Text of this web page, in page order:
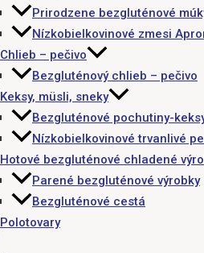
Prirodzene bezgluténové
Nízkobielkovinové zmesi
Chlieb – pečivo
Bezgluténový chlieb – pečivo
Keksy, müsli, sneky
Bezgluténové pochutiny-
Nízkobielkovinové trvanlivé
Hotové bezgluténové chladené
Parené bezgluténové výrobky
Bezgluténové cestá
Polotovary